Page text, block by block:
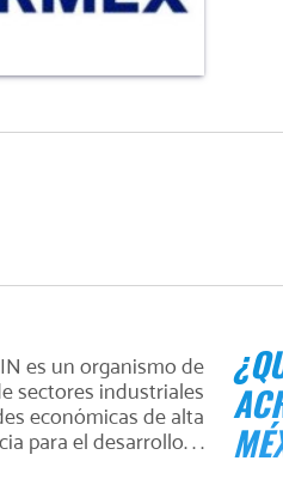
es un organismo de
sectores industriales
económicas de alta
para el desarrollo. . .